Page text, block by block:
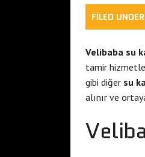
FILED UNDER
Velibaba su
tamir
gibi diğer su
alınır ve